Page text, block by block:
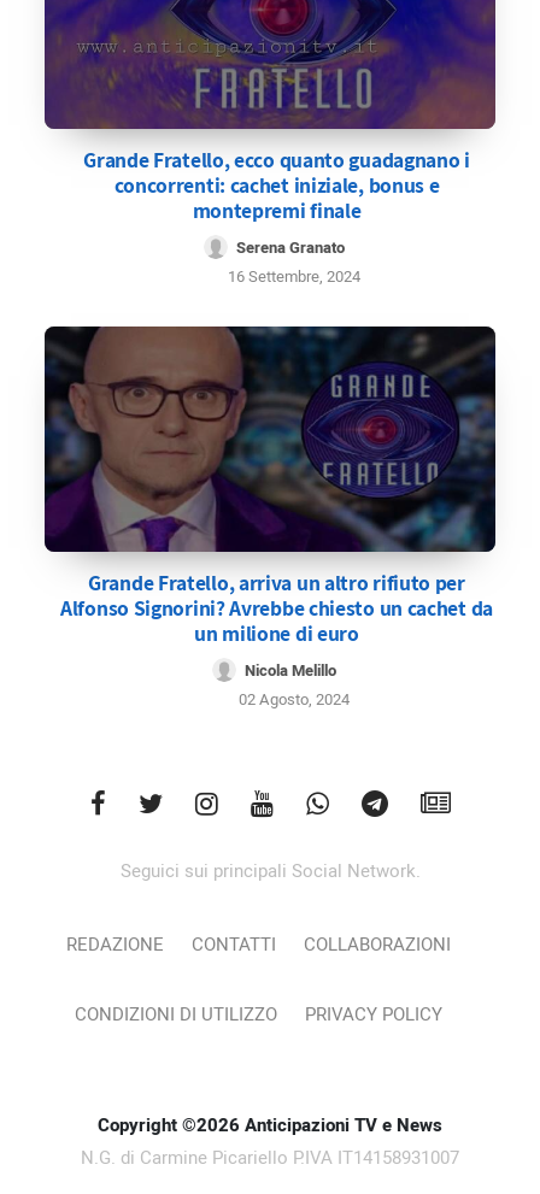
Grande Fratello, ecco quanto guadagnano i
concorrenti: cachet iniziale, bonus e
montepremi finale
Serena Granato
16 Settembre, 2024
Grande Fratello, arriva un altro rifiuto per
Alfonso Signorini? Avrebbe chiesto un cachet da
un milione di euro
Nicola Melillo
02 Agosto, 2024
Seguici sui principali Social Network.
REDAZIONE CONTATTI COLLABORAZIONI
CONDIZIONI DI UTILIZZO PRIVACY POLICY
Copyright ©2026 Anticipazioni TV e News
N.G. di Carmine Picariello P.IVA IT14158931007